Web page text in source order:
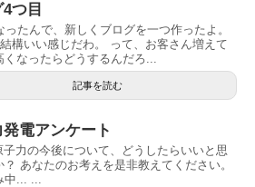
つ目
ったんで、新しくブログを一つ作ったよ。
構いい感じだわ。 って、お客さん増えて
くなったらどうするんだろ...
記事を読む
電アンケート
子力の今後について、どうしたらいいと思
？ あなたのお考えを是非教えてください。
中... ...